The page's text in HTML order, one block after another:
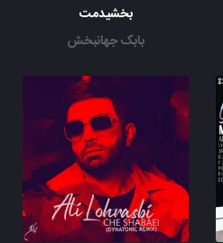
بخشیدمت
بابک جهانبخش